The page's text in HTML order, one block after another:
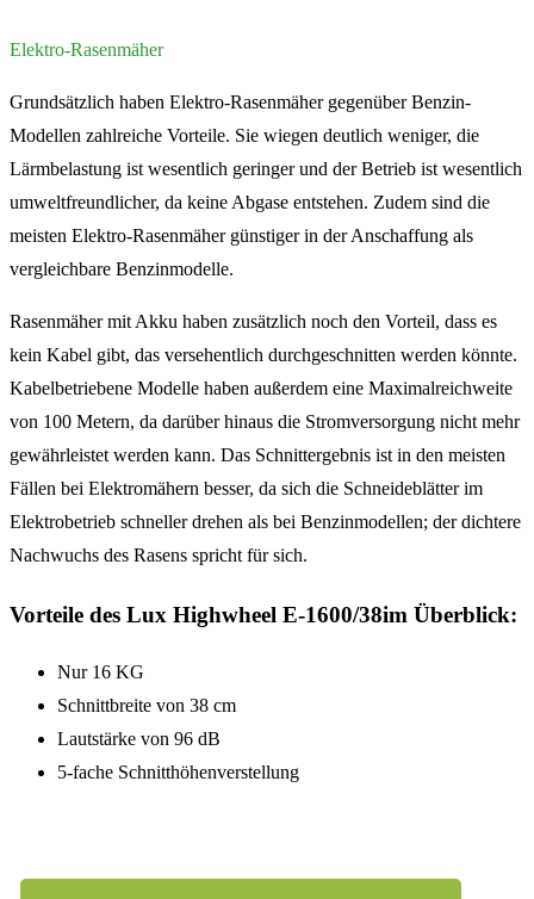
Elektro-Rasenmäher
Grundsätzlich haben Elektro-Rasenmäher gegenüber Benzin-
Modellen zahlreiche Vorteile. Sie wiegen deutlich weniger, die
Lärmbelastung ist wesentlich geringer und der Betrieb ist wesentlich
umweltfreundlicher, da keine Abgase entstehen. Zudem sind die
meisten Elektro-Rasenmäher günstiger in der Anschaffung als
vergleichbare Benzinmodelle.
Rasenmäher mit Akku haben zusätzlich noch den Vorteil, dass es
kein Kabel gibt, das versehentlich durchgeschnitten werden könnte.
Kabelbetriebene Modelle haben außerdem eine Maximalreichweite
von 100 Metern, da darüber hinaus die Stromversorgung nicht mehr
gewährleistet werden kann. Das Schnittergebnis ist in den meisten
Fällen bei Elektromähern besser, da sich die Schneideblätter im
Elektrobetrieb schneller drehen als bei Benzinmodellen; der dichtere
Nachwuchs des Rasens spricht für sich.
Vorteile des Lux Highwheel E-1600/38im Überblick:
Nur 16 KG
Schnittbreite von 38 cm
Lautstärke von 96 dB
5-fache Schnitthöhenverstellung